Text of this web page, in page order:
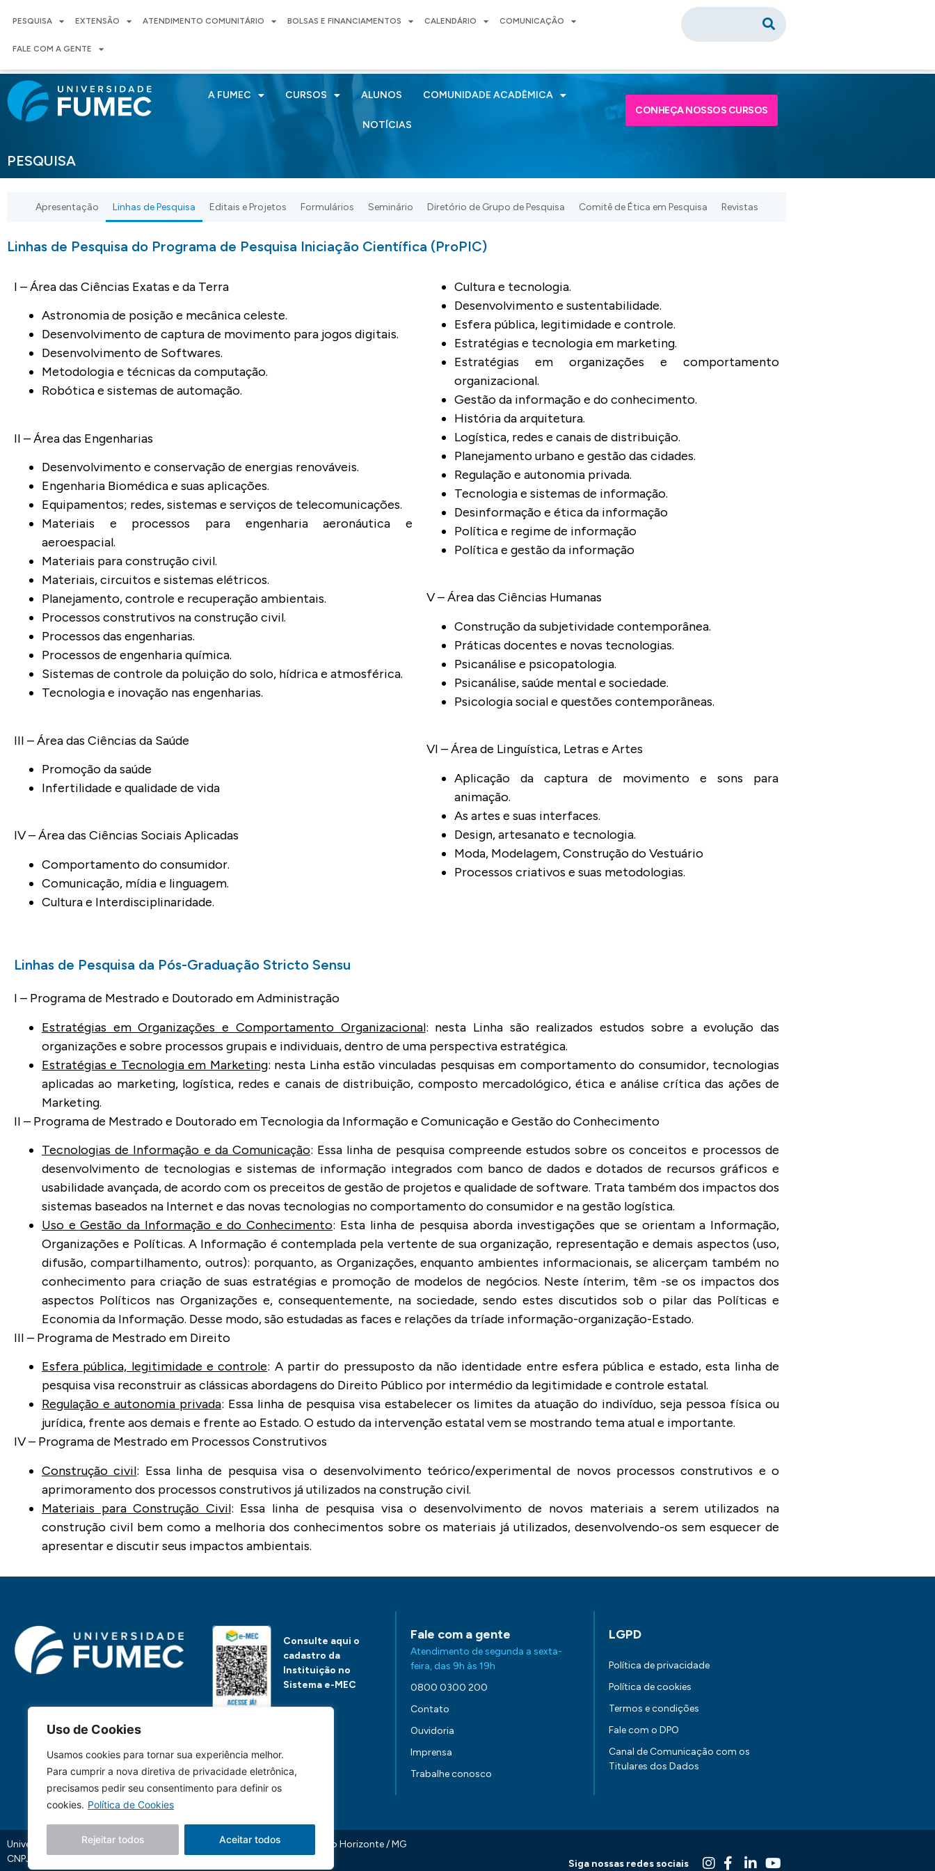
Uso de Cookies
Usamos cookies para tornar sua experiência melhor.
Para cumprir a nova diretiva de privacidade eletrônica,
precisamos pedir seu consentimento para definir os
cookies. Política de Cookies
Rejeitar todos Aceitar todos
PESQUISA EXTENSÃO ATENDIMENTO COMUNITÁRIO BOLSAS E FINANCIAMENTOS CALENDÁRIO COMUNICAÇÃO
FALE COM A GENTE
A FUMEC CURSOS ALUNOS COMUNIDADE ACADÊMICA
NOTÍCIAS
CONHEÇA NOSSOS CURSOS
PESQUISA
Apresentação Linhas de Pesquisa Editais e Projetos Formulários Seminário Diretório de Grupo de Pesquisa Comitê de Ética em Pesquisa Revistas
Linhas de Pesquisa do Programa de Pesquisa Iniciação Científica (ProPIC)
I – Área das Ciências Exatas e da Terra
Astronomia de posição e mecânica celeste.
Desenvolvimento de captura de movimento para jogos digitais.
Desenvolvimento de Softwares.
Metodologia e técnicas da computação.
Robótica e sistemas de automação.
II – Área das Engenharias
Desenvolvimento e conservação de energias renováveis.
Engenharia Biomédica e suas aplicações.
Equipamentos; redes, sistemas e serviços de telecomunicações.
Materiais e processos para engenharia aeronáutica e
aeroespacial.
Materiais para construção civil.
Materiais, circuitos e sistemas elétricos.
Planejamento, controle e recuperação ambientais.
Processos construtivos na construção civil.
Processos das engenharias.
Processos de engenharia química.
Sistemas de controle da poluição do solo, hídrica e atmosférica.
Tecnologia e inovação nas engenharias.
III – Área das Ciências da Saúde
Promoção da saúde
Infertilidade e qualidade de vida
IV – Área das Ciências Sociais Aplicadas
Comportamento do consumidor.
Comunicação, mídia e linguagem.
Cultura e Interdisciplinaridade.
Cultura e tecnologia.
Desenvolvimento e sustentabilidade.
Esfera pública, legitimidade e controle.
Estratégias e tecnologia em marketing.
Estratégias em organizações e comportamento
organizacional.
Gestão da informação e do conhecimento.
História da arquitetura.
Logística, redes e canais de distribuição.
Planejamento urbano e gestão das cidades.
Regulação e autonomia privada.
Tecnologia e sistemas de informação.
Desinformação e ética da informação
Política e regime de informação
Política e gestão da informação
V – Área das Ciências Humanas
Construção da subjetividade contemporânea.
Práticas docentes e novas tecnologias.
Psicanálise e psicopatologia.
Psicanálise, saúde mental e sociedade.
Psicologia social e questões contemporâneas.
VI – Área de Linguística, Letras e Artes
Aplicação da captura de movimento e sons para
animação.
As artes e suas interfaces.
Design, artesanato e tecnologia.
Moda, Modelagem, Construção do Vestuário
Processos criativos e suas metodologias.
Linhas de Pesquisa da Pós-Graduação Stricto Sensu
I – Programa de Mestrado e Doutorado em Administração
Estratégias em Organizações e Comportamento Organizacional: nesta Linha são realizados estudos sobre a evolução das
organizações e sobre processos grupais e individuais, dentro de uma perspectiva estratégica.
Estratégias e Tecnologia em Marketing: nesta Linha estão vinculadas pesquisas em comportamento do consumidor, tecnologias
aplicadas ao marketing, logística, redes e canais de distribuição, composto mercadológico, ética e análise crítica das ações de
Marketing.
II – Programa de Mestrado e Doutorado em Tecnologia da Informação e Comunicação e Gestão doConhecimento
Tecnologias de Informação e da Comunicação: Essa linha de pesquisa compreende estudos sobre os conceitos e processos de
desenvolvimento de tecnologias e sistemas de informação integrados com banco de dados e dotados de recursos gráficos e
usabilidade avançada, de acordo com os preceitos de gestão de projetos e qualidade de software. Trata também dos impactos dos
sistemas baseados na Internet e das novas tecnologias no comportamento do consumidor e na gestão logística.
Uso e Gestão da Informação e do Conhecimento: Esta linha de pesquisa aborda investigações que se orientam a Informação,
Organizações e Políticas. A Informação é contemplada pela vertente de sua organização, representação e demais aspectos (uso,
difusão, compartilhamento, outros): porquanto, as Organizações, enquanto ambientes informacionais, se alicerçam também no
conhecimento para criação de suas estratégias e promoção de modelos de negócios. Neste ínterim, têm -se os impactos dos
aspectos Políticos nas Organizações e, consequentemente, na sociedade, sendo estes discutidos sob o pilar das Políticas e
Economia da Informação. Desse modo, são estudadas as faces e relações da tríade informação-organização-Estado.
III – Programa de Mestrado em Direito
Esfera pública, legitimidade e controle: A partir do pressuposto da não identidade entre esfera pública e estado, esta linha de
pesquisa visa reconstruir as clássicas abordagens do Direito Público por intermédio da legitimidade e controle estatal.
Regulação e autonomia privada: Essa linha de pesquisa visa estabelecer os limites da atuação do indivíduo, seja pessoa física ou
jurídica, frente aos demais e frente ao Estado. O estudo da intervenção estatal vem se mostrando tema atual e importante.
IV – Programa de Mestrado em Processos Construtivos
Construção civil: Essa linha de pesquisa visa o desenvolvimento teórico/experimental de novos processos construtivos e o
aprimoramento dos processos construtivos já utilizados na construção civil.
Materiais para Construção Civil: Essa linha de pesquisa visa o desenvolvimento de novos materiais a serem utilizados na
construção civil bem como a melhoria dos conhecimentos sobre os materiais já utilizados, desenvolvendo-os sem esquecer de
apresentar e discutir seus impactos ambientais.
Consulte aqui o
cadastro da
Instituição no
Sistema e-MEC
Fale com a gente
Atendimento de segunda a sexta-
feira, das 9h às 19h
0800 0300 200
Contato
Ouvidoria
Imprensa
Trabalhe conosco
LGPD
Política de privacidade
Política de cookies
Termos e condições
Fale com o DPO
Canal de Comunicação com os
Titulares dos Dados
Universidade FUMEC: Rua Cobre, 200 Bairro Cruzeiro CEP: 30.310-190 Belo Horizonte / MG
CNPJ: 17.253.253/0001-70
Siga nossas redes sociais